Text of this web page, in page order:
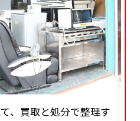
、買取と処分で整理す